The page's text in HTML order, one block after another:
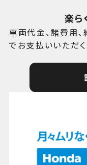
楽ら
車両代金、諸費用
でお支払いいただ